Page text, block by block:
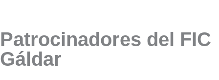
Patrocinadores del FIC
Gáldar